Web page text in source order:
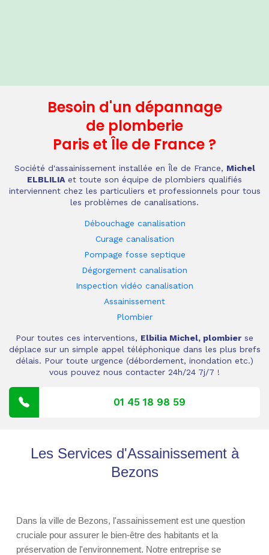
Besoin d'un dépannage
de plomberie
Paris et Île de France ?
Société d'assainissement installée en Île de France, Michel
ELBLILIA et toute son équipe de plombiers qualifiés
interviennent chez les particuliers et professionnels pour tous
les problèmes de canalisations.
Débouchage canalisation
Curage canalisation
Pompage fosse septique
Dégorgement canalisation
Inspection vidéo canalisation
Assainissement
Plombier
Pour toutes ces interventions, Elbilia Michel, plombier se
déplace sur un simple appel téléphonique dans les plus brefs
délais. Pour toute urgence (débordement, inondation etc.)
vous pouvez nous contacter 24h/24 7j/7 !
01 45 18 98 59
Les Services d'Assainissement à
Bezons
Dans la ville de Bezons, l'assainissement est une question
cruciale pour assurer le bien-être des habitants et la
préservation de l'environnement. Notre entreprise se